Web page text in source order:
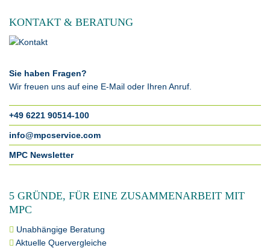
KONTAKT & BERATUNG
Sie haben Fragen?
Wir freuen uns auf eine E-Mail oder Ihren Anruf.
+49 6221 90514-100
info@mpcservice.com
MPC Newsletter
5 GRÜNDE, FÜR EINE ZUSAMMENARBEIT MIT
MPC
Unabhängige Beratung
Aktuelle Quervergleiche